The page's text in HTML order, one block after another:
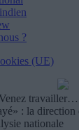
?
(UE)
travailler…
: la
nationale